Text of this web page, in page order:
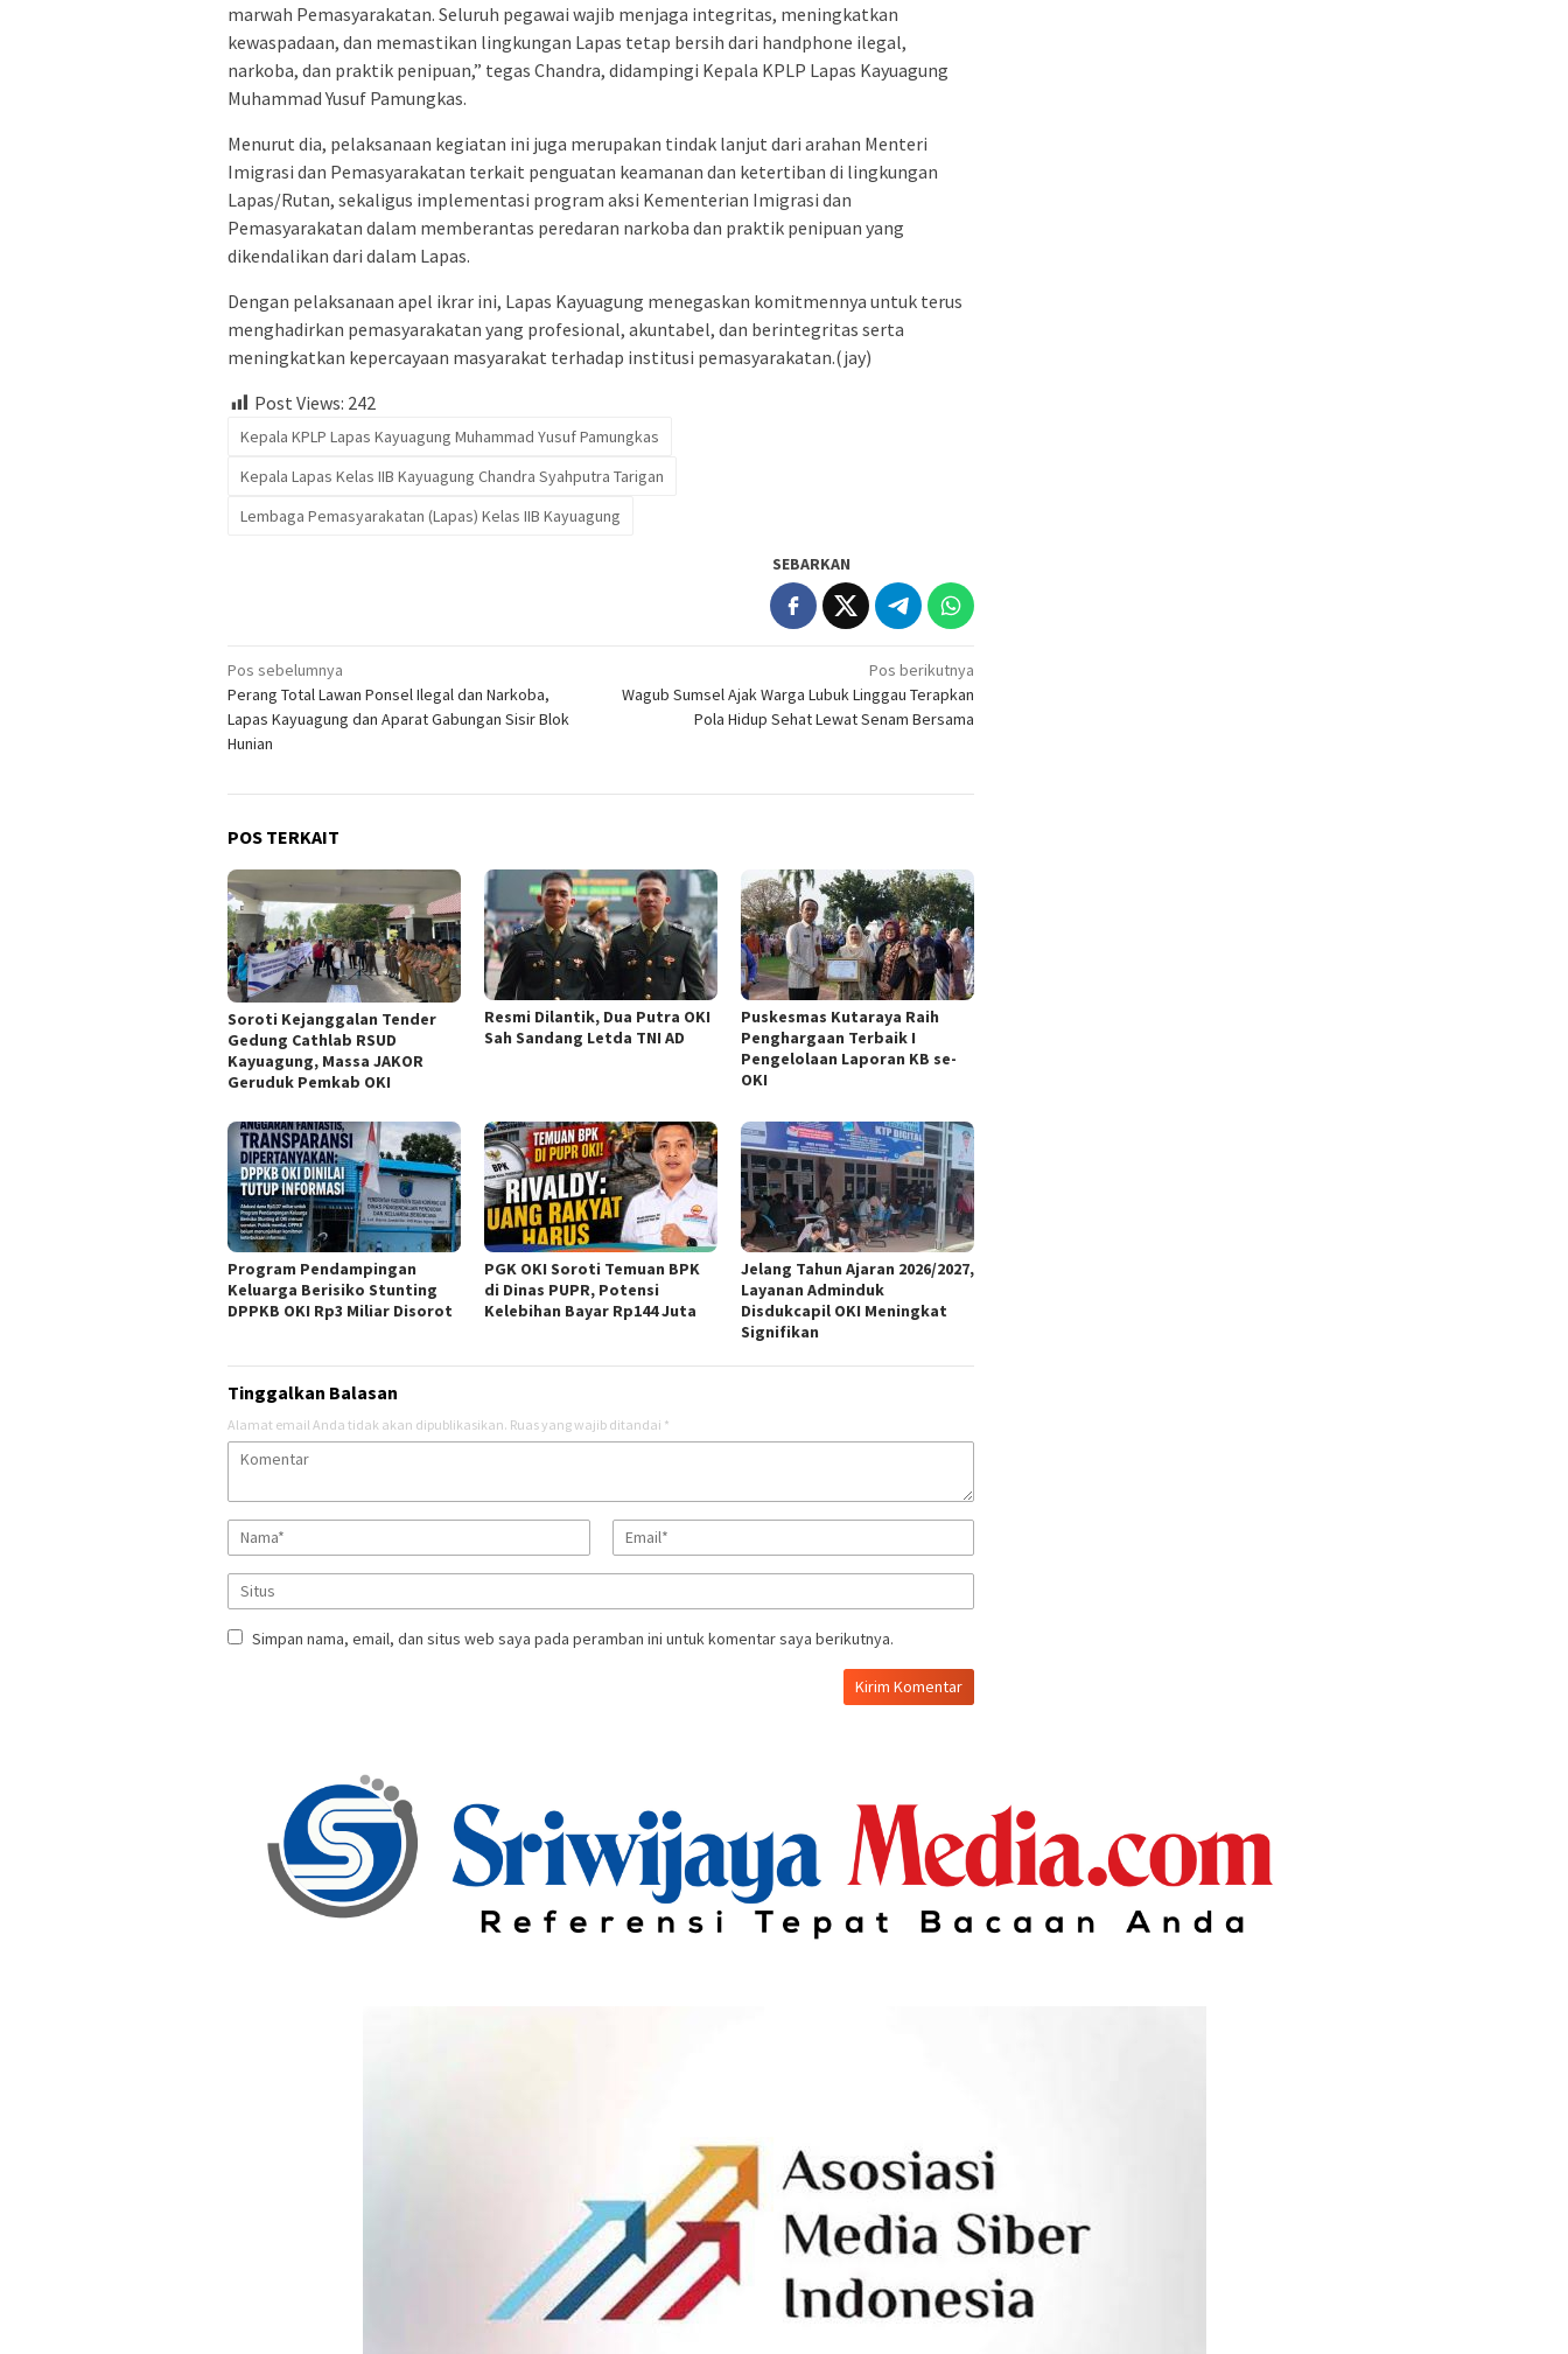
marwah Pemasyarakatan. Seluruh pegawai wajib menjaga integritas, meningkatkan
kewaspadaan, dan memastikan lingkungan Lapas tetap bersih dari handphone ilegal,
narkoba, dan praktik penipuan,” tegas Chandra, didampingi Kepala KPLP Lapas Kayuagung
Muhammad Yusuf Pamungkas.
Menurut dia, pelaksanaan kegiatan ini juga merupakan tindak lanjut dari arahan Menteri
Imigrasi dan Pemasyarakatan terkait penguatan keamanan dan ketertiban di lingkungan
Lapas/Rutan, sekaligus implementasi program aksi Kementerian Imigrasi dan
Pemasyarakatan dalam memberantas peredaran narkoba dan praktik penipuan yang
dikendalikan dari dalam Lapas.
Dengan pelaksanaan apel ikrar ini, Lapas Kayuagung menegaskan komitmennya untuk terus
menghadirkan pemasyarakatan yang profesional, akuntabel, dan berintegritas serta
meningkatkan kepercayaan masyarakat terhadap institusi pemasyarakatan.(jay)
Post Views: 242
Kepala KPLP Lapas Kayuagung Muhammad Yusuf Pamungkas
Kepala Lapas Kelas IIB Kayuagung Chandra Syahputra Tarigan
Lembaga Pemasyarakatan (Lapas) Kelas IIB Kayuagung
SEBARKAN
Navigasi
pos
Pos sebelumnya
Perang Total Lawan Ponsel Ilegal dan Narkoba,
Lapas Kayuagung dan Aparat Gabungan Sisir Blok
Hunian
Pos berikutnya
Wagub Sumsel Ajak Warga Lubuk Linggau Terapkan
Pola Hidup Sehat Lewat Senam Bersama
POS TERKAIT
Soroti Kejanggalan Tender
Gedung Cathlab RSUD
Kayuagung, Massa JAKOR
Geruduk Pemkab OKI
Resmi Dilantik, Dua Putra OKI
Sah Sandang Letda TNI AD
Puskesmas Kutaraya Raih
Penghargaan Terbaik I
Pengelolaan Laporan KB se-
OKI
Program Pendampingan
Keluarga Berisiko Stunting
DPPKB OKI Rp3 Miliar Disorot
PGK OKI Soroti Temuan BPK
di Dinas PUPR, Potensi
Kelebihan Bayar Rp144 Juta
Jelang Tahun Ajaran 2026/2027,
Layanan Adminduk
Disdukcapil OKI Meningkat
Signifikan
Tinggalkan Balasan
Alamat email Anda tidak akan dipublikasikan. Ruas yang wajib ditandai *
Simpan nama, email, dan situs web saya pada peramban ini untuk komentar saya berikutnya.